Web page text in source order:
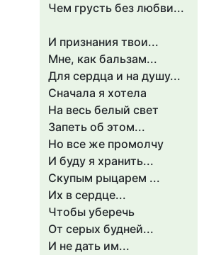
Чем грусть без любви...
И признания твои...
Мне, как бальзам...
Для сердца и на душу...
Сначала я хотела
На весь белый свет
Запеть об этом...
Но все же промолчу
И буду я хранить...
Скупым рыцарем ...
Их в сердце...
Чтобы уберечь
От серых будней...
И не дать им...